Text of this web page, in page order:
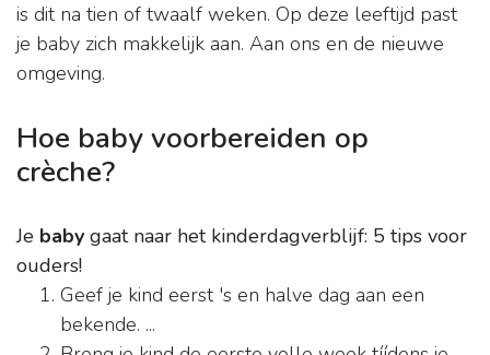
is dit na tien of twaalf weken. Op deze leeftijd past
je baby zich makkelijk aan. Aan ons en de nieuwe
omgeving.
Hoe baby voorbereiden op
crèche?
Je baby gaat naar het kinderdagverblijf: 5 tips voor
ouders!
Geef je kind eerst 's en halve dag aan een
bekende. ...